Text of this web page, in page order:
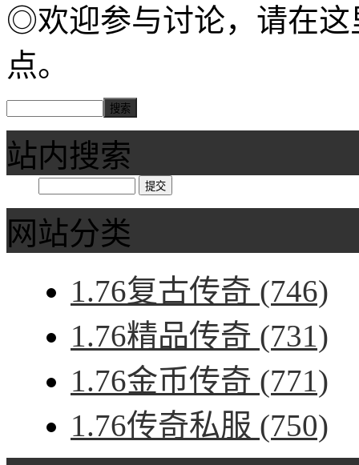
◎欢迎参与讨论，请在这
点。
站内搜索
网站分类
1.76复古传奇 (746)
1.76精品传奇 (731)
1.76金币传奇 (771)
1.76传奇私服 (750)